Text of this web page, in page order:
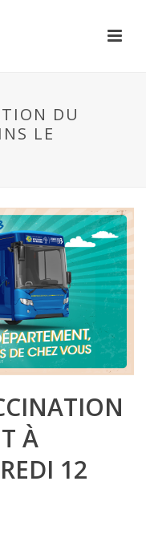
DU
LE
À
12